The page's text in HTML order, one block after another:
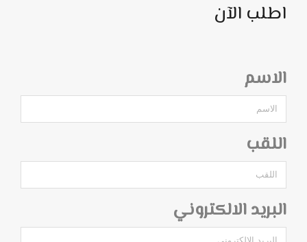
اطلب الآن
الاسم
اللقب
البريد الالكتروني